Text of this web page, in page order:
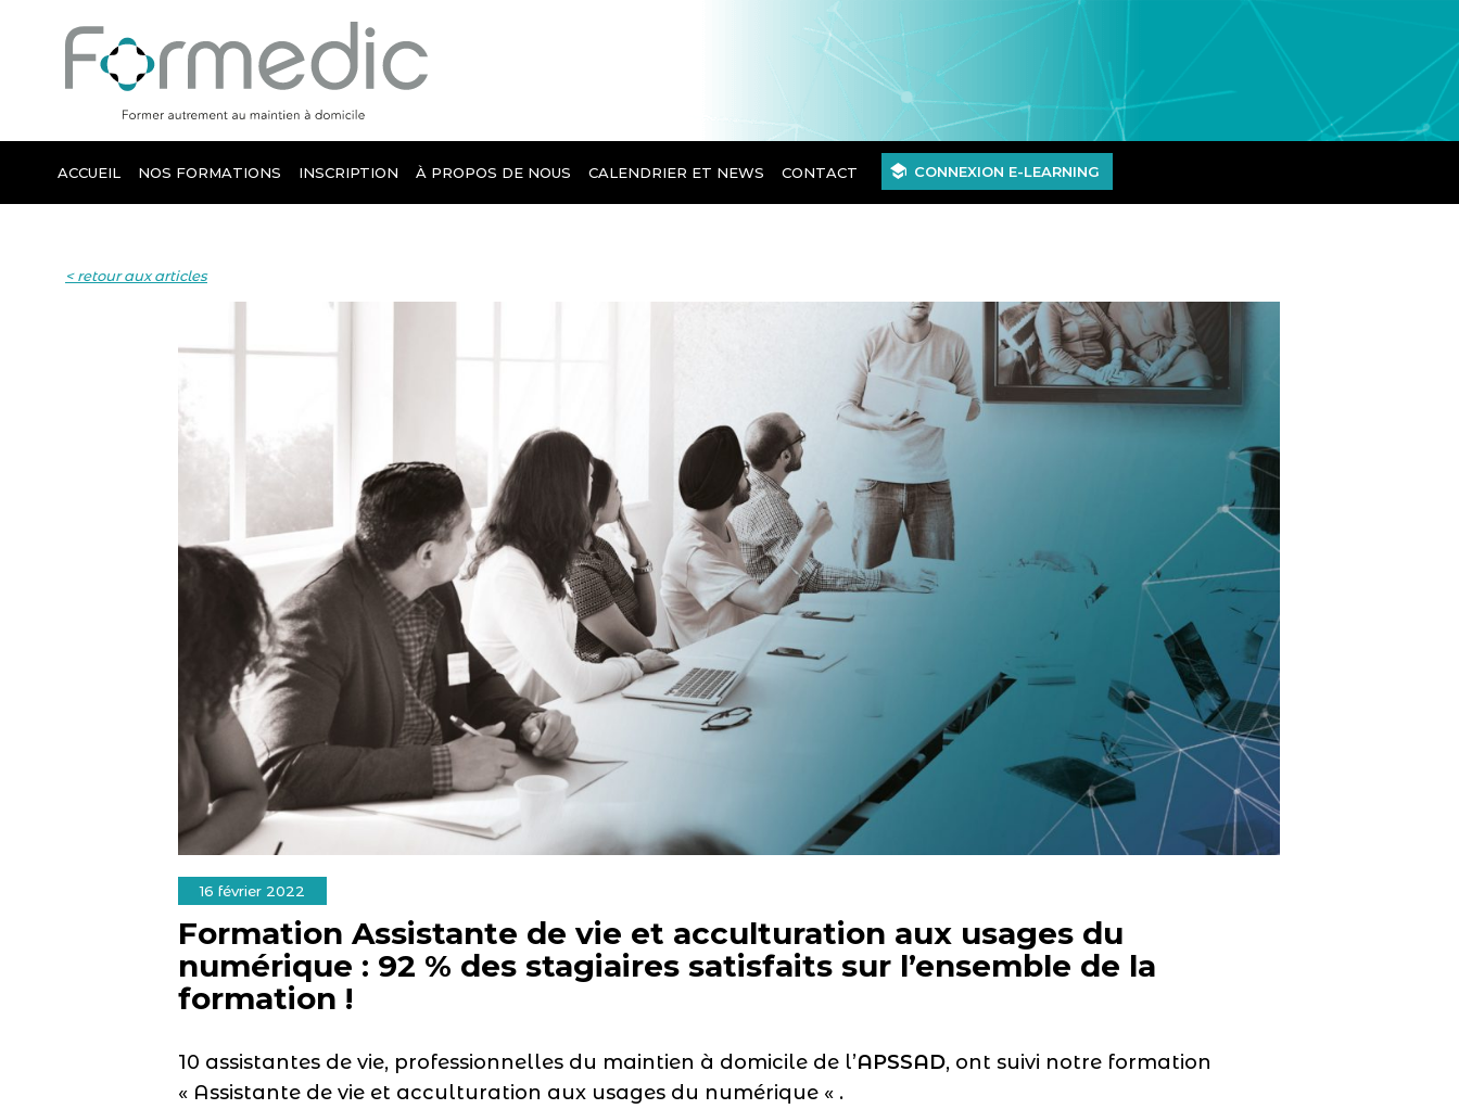
ACCUEIL NOS FORMATIONS INSCRIPTION À PROPOS DE NOUS CALENDRIER ET NEWS CONTACT CONNEXION E-LEARNING
< retour aux articles
16 février 2022
Formation Assistante de vie et acculturation aux usages du
numérique : 92 % des stagiaires satisfaits sur l’ensemble de la
formation !
10 assistantes de vie, professionnelles du maintien à domicile de l’APSSAD, ont suivi notre formation
« Assistante de vie et acculturation aux usages du numérique « .